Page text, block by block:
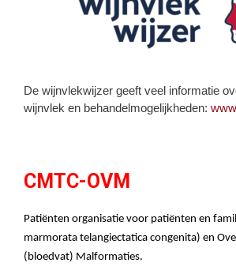
De wijnvlekwijzer geeft veel informatie
wijnvlek en behandelmogelijkheden:
CMTC-OVM
Patiënten organisatie voor patiënten en
marmorata telangiectatica congenita) en
(bloedvat) Malformaties.